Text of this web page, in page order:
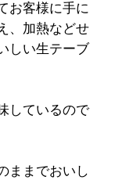
お客様に手に
、加熱などせ
しい生テーブ
ているので
ままでおいし